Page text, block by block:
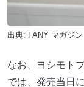
出典: FANY マガジン
なお、ヨシモト
では、発売当日